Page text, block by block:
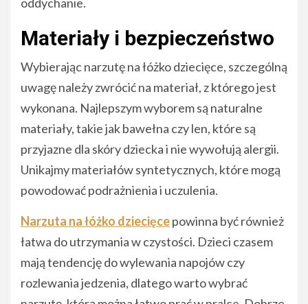
Materiały i bezpieczeństwo
Wybierając narzutę na łóżko dziecięce, szczególną
uwagę należy zwrócić na materiał, z którego jest
wykonana. Najlepszym wyborem są naturalne
materiały, takie jak bawełna czy len, które są
przyjazne dla skóry dziecka i nie wywołują alergii.
Unikajmy materiałów syntetycznych, które mogą
powodować podrażnienia i uczulenia.
Narzuta na łóżko dziecięcepowinna być również
łatwa do utrzymania w czystości. Dzieci czasem
mają tendencję do wylewania napojów czy
rozlewania jedzenia, dlatego warto wybrać